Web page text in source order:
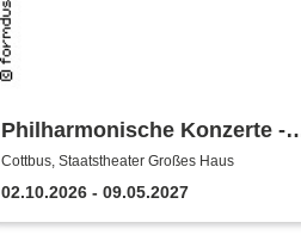
Philharmonische Konzerte -
Staatstheater Cottbus
Cottbus, Staatstheater Großes Haus
02.10.2026 - 09.05.2027